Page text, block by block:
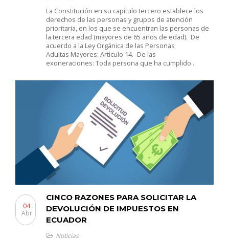
La Constitución en su capítulo tercero establece los
derechos de las personas y grupos de atención
prioritaria, en los que se encuentran las personas de
la tercera edad (mayores de 65 años de edad). De
acuerdo a la Ley Orgánica de las Personas
Adultas Mayores: Artículo 14.- De las
exoneraciones: Toda persona que ha cumplido…
CINCO RAZONES PARA SOLICITAR LA
DEVOLUCIÓN DE IMPUESTOS EN
ECUADOR
04
Abr
Noticias